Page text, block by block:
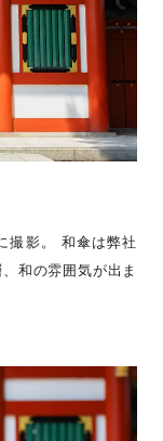
撮影。 和傘は弊社
和の雰囲気が出ま